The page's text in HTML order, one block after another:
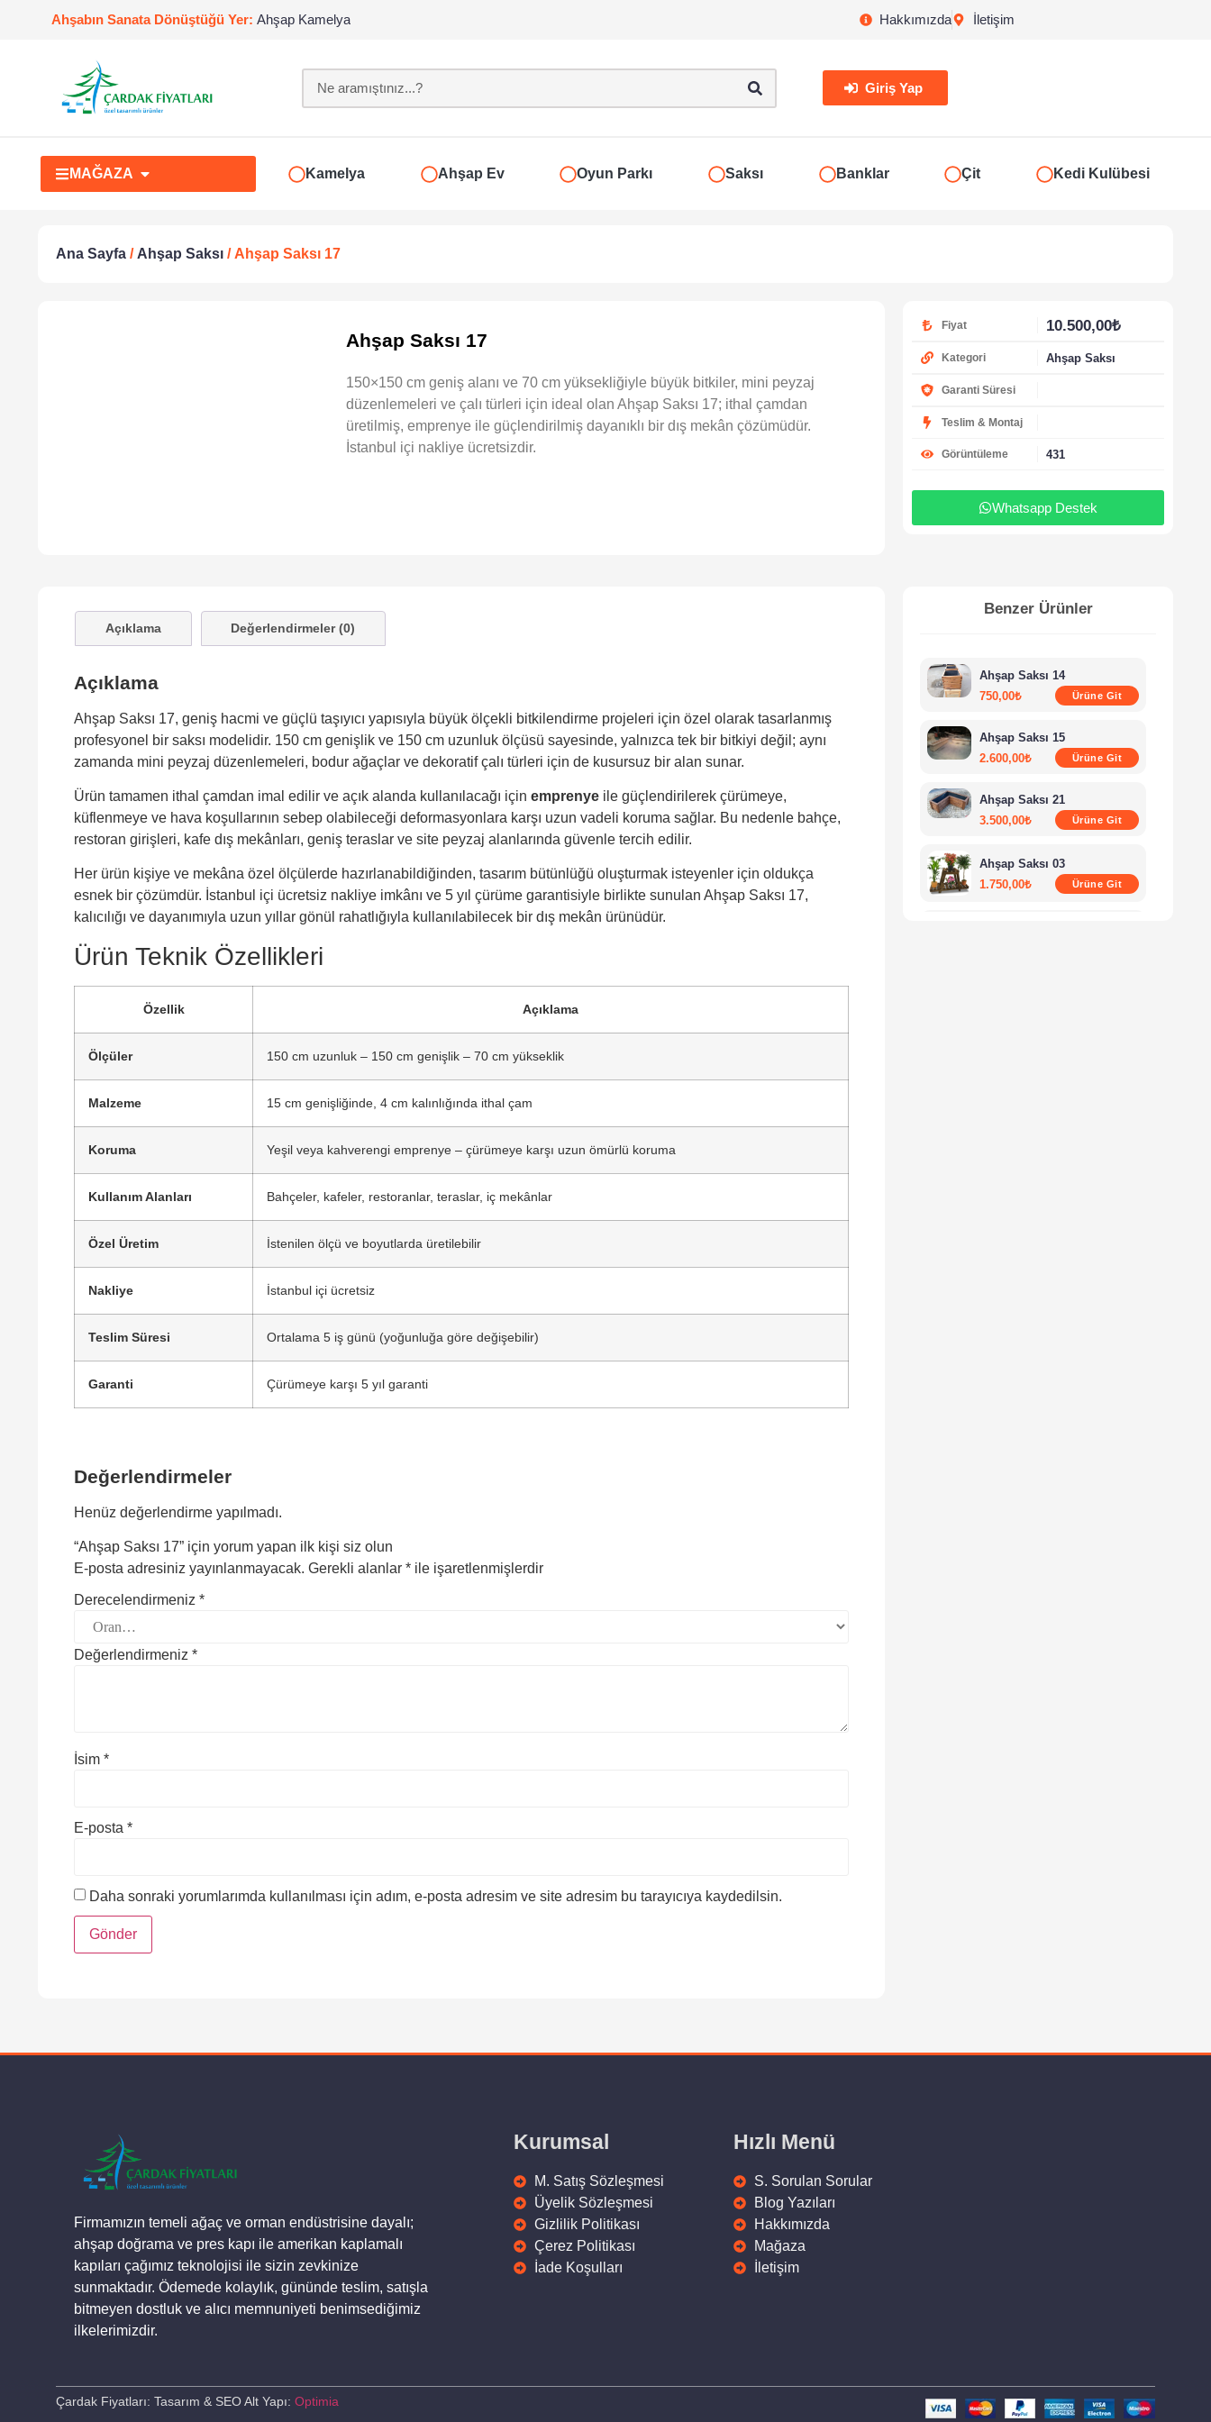
Ahşabın Sanata Dönüştüğü Yer: Ahşap Kamelya Hakkımızda İletişim
Giriş Yap
MAĞAZA Kamelya Ahşap Ev Oyun Parkı Saksı Banklar Çit Kedi Kulübesi
Ana Sayfa /Ahşap Saksı / Ahşap Saksı 17
Ahşap Saksı 17
150×150 cm geniş alanı ve 70 cm yüksekliğiyle büyük bitkiler, mini peyzaj
düzenlemeleri ve çalı türleri için ideal olan Ahşap Saksı 17; ithal çamdan
üretilmiş, emprenye ile güçlendirilmiş dayanıklı bir dış mekân çözümüdür.
İstanbul içi nakliye ücretsizdir.
Fiyat 10.500,00₺
Kategori Ahşap Saksı
Garanti Süresi
Teslim & Montaj
Görüntüleme 431
Whatsapp Destek
Açıklama Değerlendirmeler (0)
Açıklama
Ahşap Saksı 17, geniş hacmi ve güçlü taşıyıcı yapısıyla büyük ölçekli bitkilendirme projeleri için özel olarak tasarlanmış
profesyonel bir saksı modelidir. 150 cm genişlik ve 150 cm uzunluk ölçüsü sayesinde, yalnızca tek bir bitkiyi değil; aynı
zamanda mini peyzaj düzenlemeleri, bodur ağaçlar ve dekoratif çalı türleri için de kusursuz bir alan sunar.
Ürün tamamen ithal çamdan imal edilir ve açık alanda kullanılacağı için emprenye ile güçlendirilerek çürümeye,
küflenmeye ve hava koşullarının sebep olabileceği deformasyonlara karşı uzun vadeli koruma sağlar. Bu nedenle bahçe,
restoran girişleri, kafe dış mekânları, geniş teraslar ve site peyzaj alanlarında güvenle tercih edilir.
Her ürün kişiye ve mekâna özel ölçülerde hazırlanabildiğinden, tasarım bütünlüğü oluşturmak isteyenler için oldukça
esnek bir çözümdür. İstanbul içi ücretsiz nakliye imkânı ve 5 yıl çürüme garantisiyle birlikte sunulan Ahşap Saksı 17,
kalıcılığı ve dayanımıyla uzun yıllar gönül rahatlığıyla kullanılabilecek bir dış mekân ürünüdür.
Ürün Teknik Özellikleri
Özellik Açıklama
Ölçüler 150 cm uzunluk – 150 cm genişlik – 70 cm yükseklik
Malzeme 15 cm genişliğinde, 4 cm kalınlığında ithal çam
Koruma Yeşil veya kahverengi emprenye – çürümeye karşı uzun ömürlü koruma
Kullanım Alanları Bahçeler, kafeler, restoranlar, teraslar, iç mekânlar
Özel Üretim İstenilen ölçü ve boyutlarda üretilebilir
Nakliye İstanbul içi ücretsiz
Teslim Süresi Ortalama 5 iş günü (yoğunluğa göre değişebilir)
Garanti Çürümeye karşı 5 yıl garanti
Değerlendirmeler
Henüz değerlendirme yapılmadı.
“Ahşap Saksı 17” için yorum yapan ilk kişi siz olun
E-posta adresiniz yayınlanmayacak. Gerekli alanlar * ile işaretlenmişlerdir
Derecelendirmeniz *
Değerlendirmeniz *
İsim *
E-posta *
Daha sonraki yorumlarımda kullanılması için adım, e-posta adresim ve site adresim bu tarayıcıya kaydedilsin.
Benzer Ürünler
Ahşap Saksı 14
750,00₺ Ürüne Git
Ahşap Saksı 15
2.600,00₺ Ürüne Git
Ahşap Saksı 21
3.500,00₺ Ürüne Git
Ahşap Saksı 03
1.750,00₺ Ürüne Git
Firmamızın temeli ağaç ve orman endüstrisine dayalı;
ahşap doğrama ve pres kapı ile amerikan kaplamalı
kapıları çağımız teknolojisi ile sizin zevkinize
sunmaktadır. Ödemede kolaylık, gününde teslim, satışla
bitmeyen dostluk ve alıcı memnuniyeti benimsediğimiz
ilkelerimizdir.
Kurumsal
M. Satış Sözleşmesi
Üyelik Sözleşmesi
Gizlilik Politikası
Çerez Politikası
İade Koşulları
Hızlı Menü
S. Sorulan Sorular
Blog Yazıları
Hakkımızda
Mağaza
İletişim
Çardak Fiyatları: Tasarım & SEO Alt Yapı: Optimia